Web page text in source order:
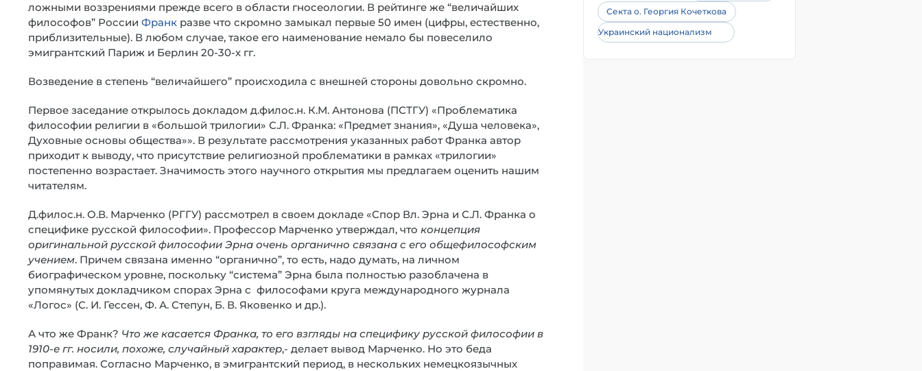
ложными воззрениями прежде всего в области гносеологии. В рейтинге же “величайших
философов” России Франк разве что скромно замыкал первые 50 имен (цифры, естественно,
приблизительные). В любом случае, такое его наименование немало бы повеселило
эмигрантский Париж и Берлин 20-30-х гг.
Возведение в степень “величайшего” происходила с внешней стороны довольно скромно.
Первое заседание открылось докладом д.филос.н. К.М. Антонова (ПСТГУ) «Проблематика
философии религии в «большой трилогии» С.Л. Франка: «Предмет знания», «Душа человека»,
Духовные основы общества»». В результате рассмотрения указанных работ Франка автор
приходит к выводу, что присутствие религиозной проблематики в рамках «трилогии»
постепенно возрастает. Значимость этого научного открытия мы предлагаем оценить нашим
читателям.
Д.филос.н. О.В. Марченко (РГГУ) рассмотрел в своем докладе «Спор Вл. Эрна и С.Л. Франка о
специфике русской философии». Профессор Марченко утверждал, что концепция
оригинальной русской философии Эрна очень органично связана с его общефилософским
учением. Причем связана именно “органично”, то есть, надо думать, на личном
биографическом уровне, поскольку “система” Эрна была полностью разоблачена в
упомянутых докладчиком спорах Эрна с философами круга международного журнала
«Логос» (С. И. Гессен, Ф. А. Степун, Б. В. Яковенко и др.).
А что же Франк? Что же касается Франка, то его взгляды на специфику русской философии в
1910-е гг. носили, похоже, случайный характер,- делает вывод Марченко. Но это беда
поправимая. Согласно Марченко, в эмигрантский период, в нескольких немецкоязычных
Секта о. Георгия Кочеткова
Украинский национализм